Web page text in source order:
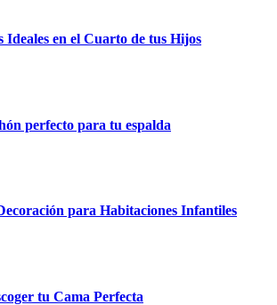
Ideales en el Cuarto de tus Hijos
perfecto para tu espalda
para Habitaciones Infantiles
tu Cama Perfecta